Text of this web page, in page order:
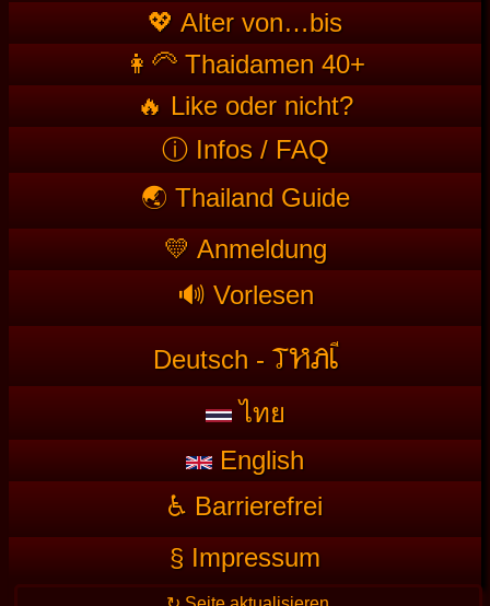
💖 Alter von…bis
👩‍🦳 Thaidamen 40+
🔥 Like oder nicht?
ⓘ Infos / FAQ
🌏 Thailand Guide
💛 Anmeldung
🔊 Vorlesen
Deutsch - THAI
ไทย
English
♿ Barrierefrei
§ Impressum